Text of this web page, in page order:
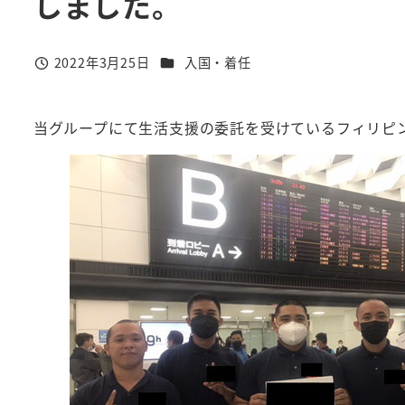
投稿日
2022年3月25日 カテゴリー
入国・着任
当グループにて生活支援の委託を受けているフィリ